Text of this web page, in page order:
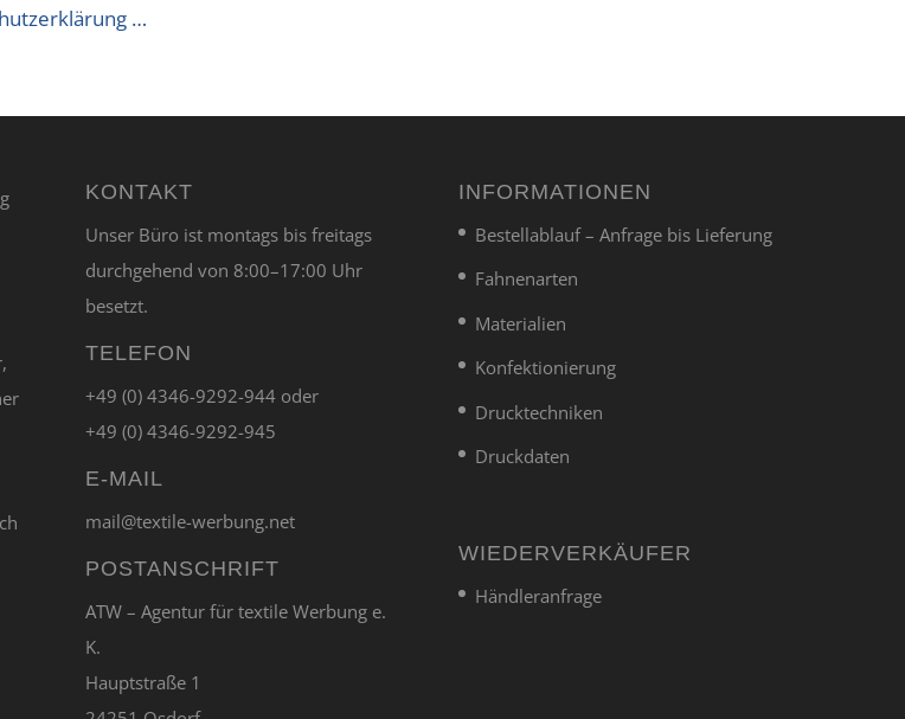
…
KONTAKT
Unser Büro ist montags bis freitags
durchgehend von 8:00–17:00 Uhr
besetzt.
TELEFON
+49 (0) 4346-9292-944 oder
+49 (0) 4346-9292-945
E-MAIL
mail@textile-werbung.net
POSTANSCHRIFT
ATW – Agentur für textile Werbung e.
K.
Hauptstraße 1
INFORMATIONEN
Bestellablauf – Anfrage bis Lieferung
Fahnenarten
Materialien
Konfektionierung
Drucktechniken
Druckdaten
WIEDERVERKÄUFER
Händleranfrage